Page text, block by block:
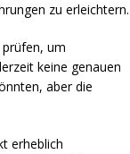
zu erleichtern.
prüfen, um
keine genauen
aber die
erheblich